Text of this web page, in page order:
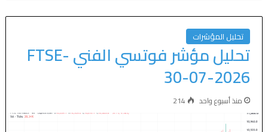
تحليل المؤشرات
تحليل مؤشر فوتسي الفني FTSE-
30-07-2026
منذ أسبوع واحد 214